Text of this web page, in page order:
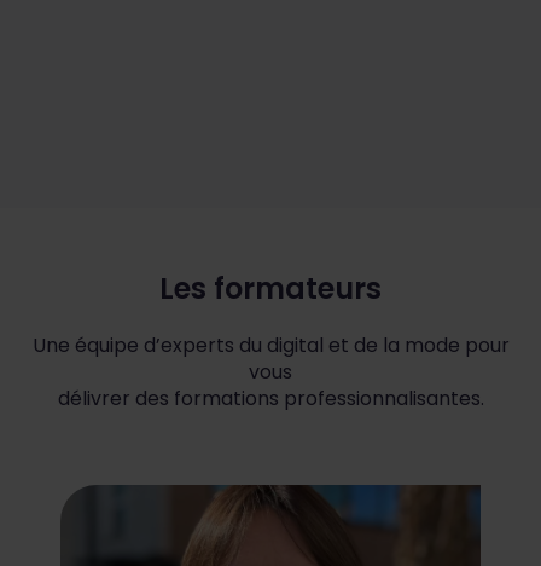
Les formateurs
Une équipe d’experts du digital et de la mode pour
vous
délivrer des formations professionnalisantes.
Louise SALAMY